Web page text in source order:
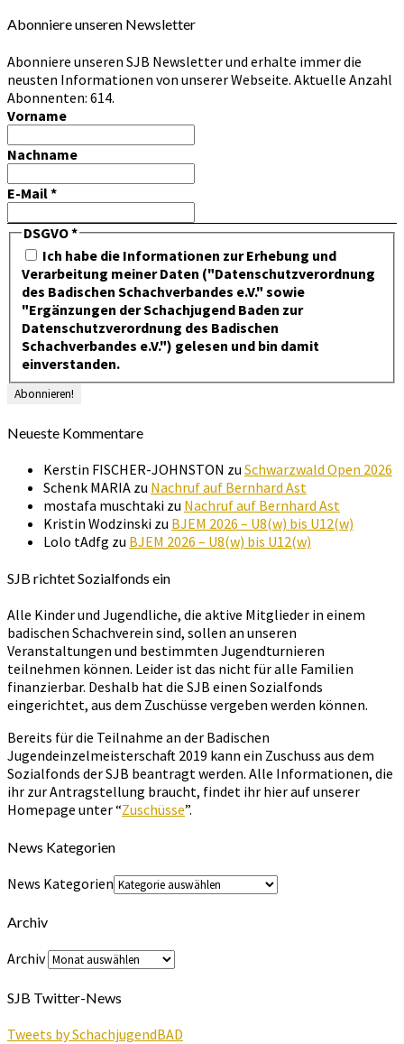
Abonniere unseren Newsletter
Abonniere unseren SJB Newsletter und erhalte immer die
neusten Informationen von unserer Webseite. Aktuelle Anzahl
Abonnenten: 614.
Vorname
Nachname
E-Mail*
DSGVO*
Ich habe die Informationen zur Erhebung und
Verarbeitung meiner Daten ("Datenschutzverordnung
des Badischen Schachverbandes e.V." sowie
"Ergänzungen der Schachjugend Baden zur
Datenschutzverordnung des Badischen
Schachverbandes e.V.") gelesen und bin damit
einverstanden.
Neueste Kommentare
Kerstin FISCHER-JOHNSTON zu Schwarzwald Open 2026
Schenk MARIA zu Nachruf auf Bernhard Ast
mostafa muschtaki zu Nachruf auf Bernhard Ast
Kristin Wodzinski zu BJEM 2026 – U8(w) bis U12(w)
Lolo tAdfg zu BJEM 2026 – U8(w) bis U12(w)
SJB richtet Sozialfonds ein
Alle Kinder und Jugendliche, die aktive Mitglieder in einem
badischen Schachverein sind, sollen an unseren
Veranstaltungen und bestimmten Jugendturnieren
teilnehmen können. Leider ist das nicht für alle Familien
finanzierbar. Deshalb hat die SJB einen Sozialfonds
eingerichtet, aus dem Zuschüsse vergeben werden können.
Bereits für die Teilnahme an der Badischen
Jugendeinzelmeisterschaft 2019 kann ein Zuschuss aus dem
Sozialfonds der SJB beantragt werden. Alle Informationen, die
ihr zur Antragstellung braucht, findet ihr hier auf unserer
Homepage unter “Zuschüsse”.
News Kategorien
News Kategorien
Archiv
Archiv
SJB Twitter-News
Tweets by SchachjugendBAD